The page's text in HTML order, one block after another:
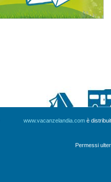
www.vacanzelandia.comè
Permessi